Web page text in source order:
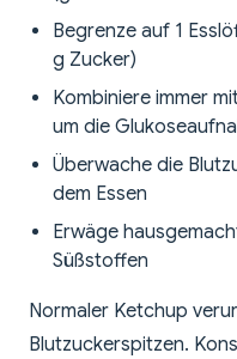
Begrenze auf 1
g Zucker)
Kombiniere immer
um die
Überwache die
dem Essen
Erwäge
Süßstoffen
Normaler Ketchup
Blutzuckerspitzen.